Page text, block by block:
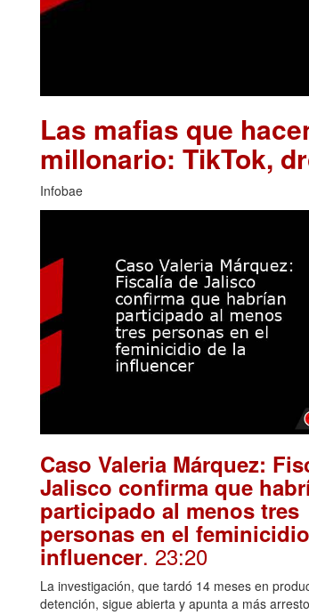
Las mafias que
millonario: TikTok,
Infobae
Caso Valeria Márquez:
Jalisco confirma que
participado al menos tres
personas en el
influencer. 23:20
La investigación, que tardó 14 meses en
detención, sigue abierta y apunta a más